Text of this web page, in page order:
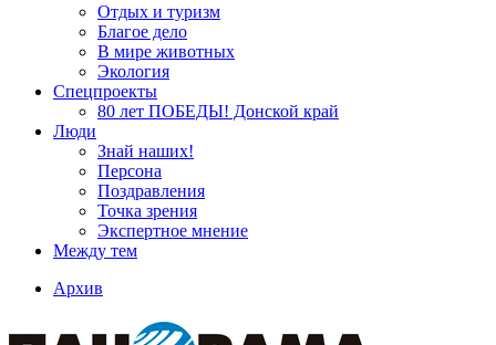
Отдых и туризм
Благое дело
В мире животных
Экология
Спецпроекты
80 лет ПОБЕДЫ! Донской край
Люди
Знай наших!
Персона
Поздравления
Точка зрения
Экспертное мнение
Между тем
Архив